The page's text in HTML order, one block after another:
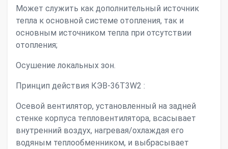
Может служить как дополнительный источник
тепла к основной системе отопления, так и
основным источником тепла при отсутствии
отопления;
Осушение локальных зон.
Принцип действия КЭВ-36Т3W2 :
Осевой вентилятор, установленный на задней
стенке корпуса тепловентилятора, всасывает
внутренний воздух, нагревая/охлаждая его
водяным теплообменником, и выбрасывает